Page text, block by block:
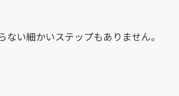
い細かいステップもありません。